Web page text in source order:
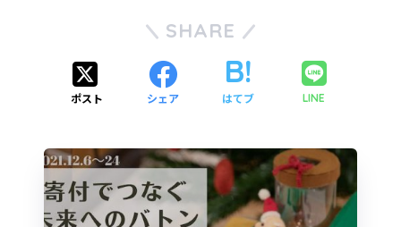
SHARE
ポスト シェア はてブ LINE